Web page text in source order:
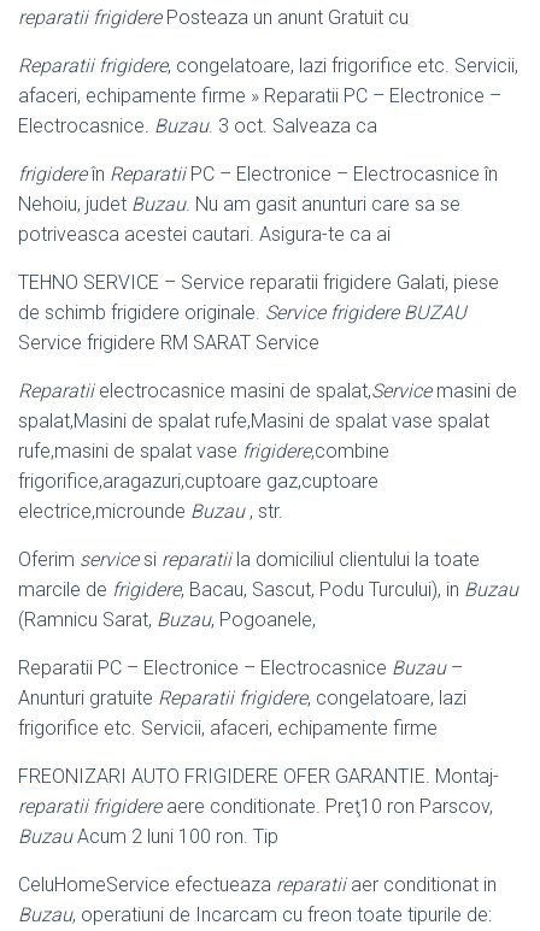
reparatii frigiderePosteaza un anunt Gratuit cu
Reparatii frigidere, congelatoare, lazi frigorifice etc. Servicii,
afaceri, echipamente firme » Reparatii PC – Electronice –
Electrocasnice. Buzau. 3 oct. Salveaza ca
frigidereîn ReparatiiPC – Electronice – Electrocasnice în
Nehoiu, judet Buzau. Nu am gasit anunturi care sa se
potriveasca acestei cautari. Asigura-te ca ai
TEHNO SERVICE – Service reparatii frigidere Galati, piese
de schimb frigidere originale. Service frigidere BUZAU
Service frigidere RM SARAT Service
Reparatiielectrocasnice masini de spalat,Servicemasini de
spalat,Masini de spalat rufe,Masini de spalat vase spalat
rufe,masini de spalat vase frigidere,combine
frigorifice,aragazuri,cuptoare gaz,cuptoare
electrice,microunde Buzau, str.
Oferim servicesi reparatiila domiciliul clientului la toate
marcile de frigidere, Bacau, Sascut, Podu Turcului), in Buzau
(Ramnicu Sarat, Buzau, Pogoanele,
Reparatii PC – Electronice – Electrocasnice Buzau–
Anunturi gratuite Reparatii frigidere, congelatoare, lazi
frigorifice etc. Servicii, afaceri, echipamente firme
FREONIZARI AUTO FRIGIDERE OFER GARANTIE. Montaj-
reparatii frigidereaere conditionate. Preţ10 ron Parscov,
BuzauAcum 2 luni 100 ron. Tip
CeluHomeService efectueaza reparatiiaer conditionat in
Buzau, operatiuni de Incarcam cu freon toate tipurile de: